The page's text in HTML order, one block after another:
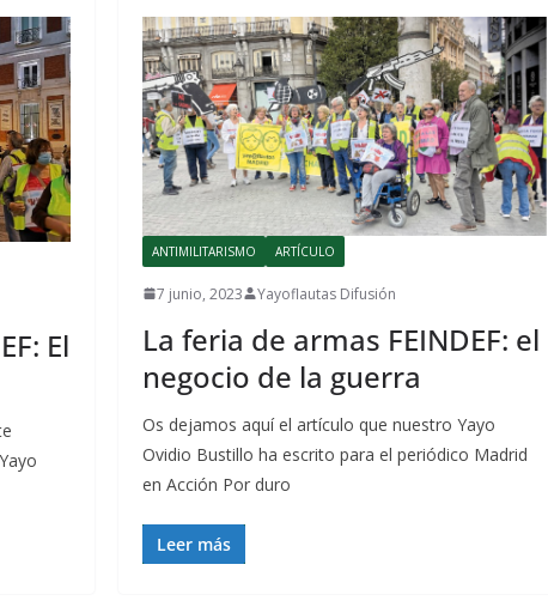
El
ANTIMILITARISMO ARTÍCULO
7 junio, 2023 Yayoflautas Difusión
La feria de armas FEINDEF: el
negocio de la guerra
Os dejamos aquí el artículo que nuestro Yayo
Ovidio Bustillo ha escrito para el periódico Madrid
en Acción Por duro
Leer más